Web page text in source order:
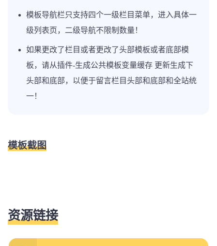
模板导航栏只支持四个一级栏目菜单，进入具体一
级列表页，二级导航不限制数量！
如果更改了栏目或者更改了头部模板或者底部模
板，请从插件-生成公共模板变量缓存 更新生成下
头部和底部，以便于留言栏目头部和底部和全站统
一！
模板截图
资源链接